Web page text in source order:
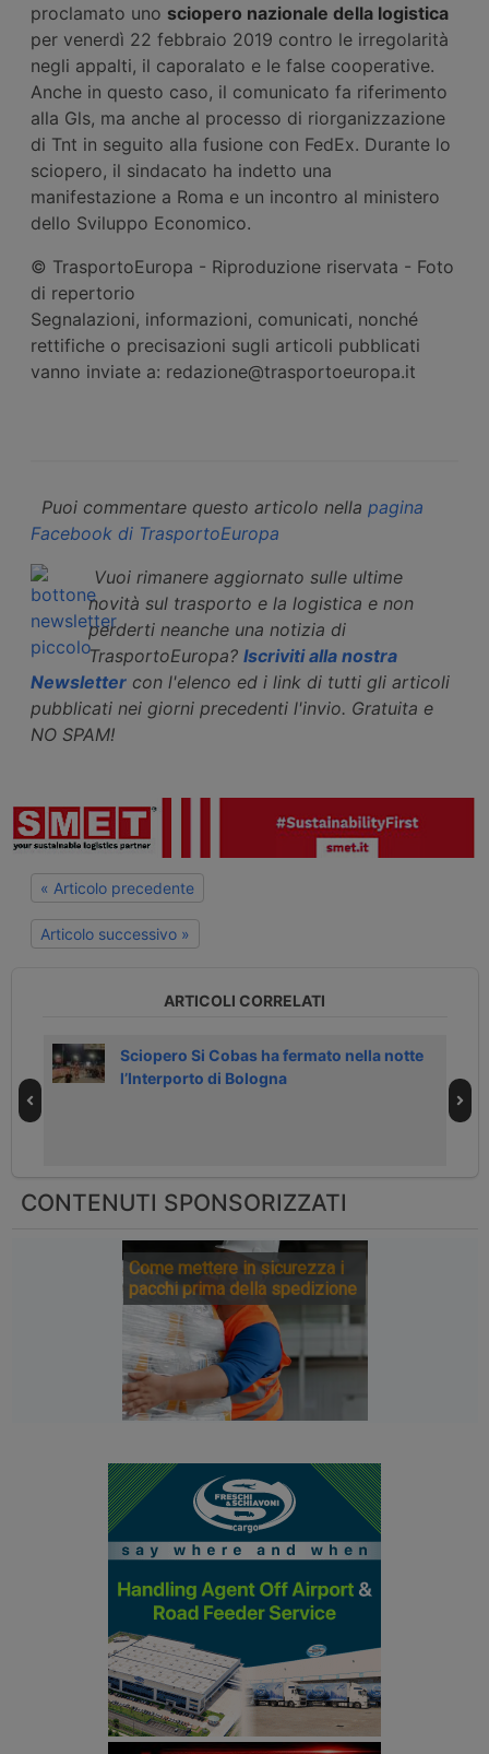
proclamato uno sciopero nazionale della logistica
per venerdì 22 febbraio 2019 contro le irregolarità
negli appalti, il caporalato e le false cooperative.
Anche in questo caso, il comunicato fa riferimento
alla Gls, ma anche al processo di riorganizzazione
di Tnt in seguito alla fusione con FedEx. Durante lo
sciopero, il sindacato ha indetto una
manifestazione a Roma e un incontro al ministero
dello Sviluppo Economico.
© TrasportoEuropa - Riproduzione riservata - Foto
di repertorio
Segnalazioni, informazioni, comunicati, nonché
rettifiche o precisazioni sugli articoli pubblicati
vanno inviate a: redazione@trasportoeuropa.it
Puoi commentare questo articolo nella pagina
Facebook di TrasportoEuropa
Vuoi rimanere aggiornato sulle ultime
novità sul trasporto e la logistica e non
perderti neanche una notizia di
TrasportoEuropa? Iscriviti alla nostra
Newsletter con l'elenco ed i link di tutti gli articoli
pubblicati nei giorni precedenti l'invio. Gratuita e
NO SPAM!
« Articolo precedente
Articolo successivo »
ARTICOLI CORRELATI
Sciopero Si Cobas ha fermato nella notte
l’Interporto di Bologna
CONTENUTI SPONSORIZZATI
Come mettere in sicurezza i
pacchi prima della spedizione